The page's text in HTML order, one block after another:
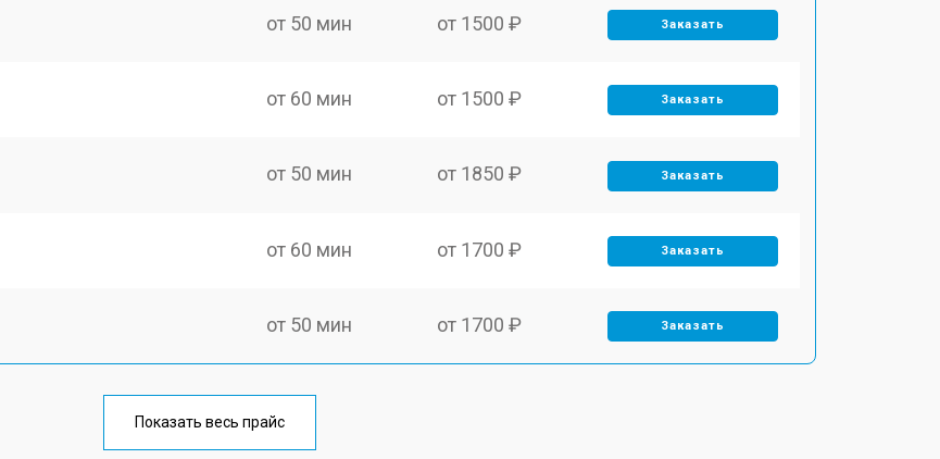
от 50 мин от 1500 ₽ Заказать
от 60 мин от 1500 ₽ Заказать
от 50 мин от 1850 ₽ Заказать
от 60 мин от 1700 ₽ Заказать
от 50 мин от 1700 ₽ Заказать
от 60 мин
Показать весь прайс